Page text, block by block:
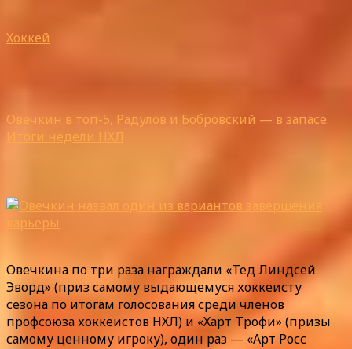
Хоккей
Овечкин в топ-5, Радулов и Бобровский — в запасе.
Итоги недели НХЛ
Овечкина по три раза награждали «Тед Линдсей
Эворд» (приз самому выдающемуся хоккеисту
сезона по итогам голосования среди членов
профсоюза хоккеистов НХЛ) и «Харт Трофи» (призы
самому ценному игроку), один раз — «Арт Росс